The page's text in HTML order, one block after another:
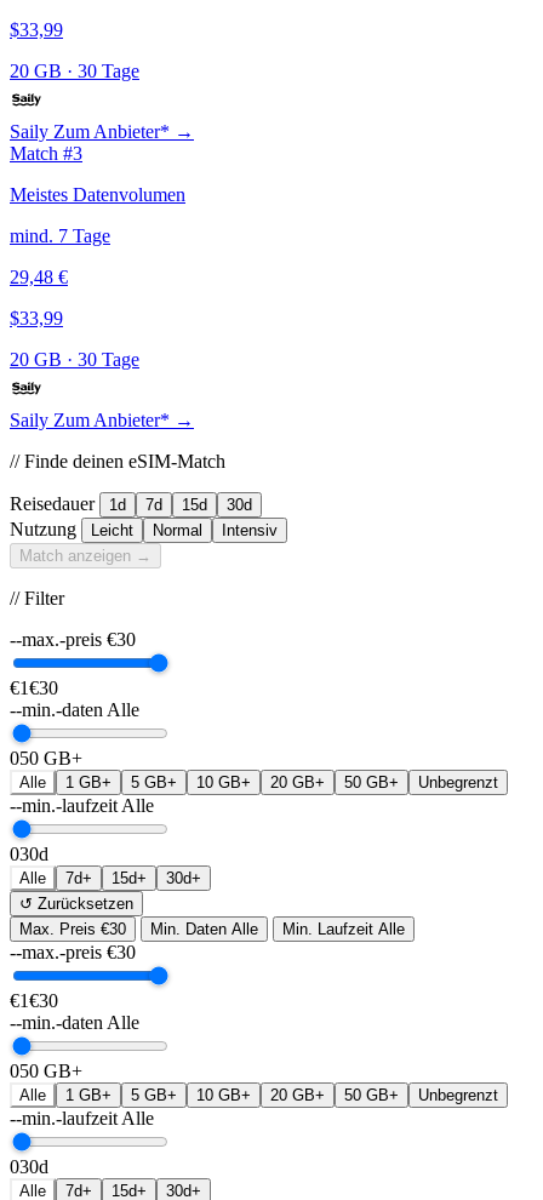
$33,99
20 GB · 30 Tage
Saily Zum Anbieter* →
Match #3
Meistes Datenvolumen
mind. 7 Tage
29,48 €
$33,99
20 GB · 30 Tage
Saily Zum Anbieter* →
// Finde deinen eSIM-Match
Reisedauer 1d 7d 15d 30d
Nutzung Leicht Normal
Intensiv
Match anzeigen →
// Filter
--max.-preis €30
€1€30
--min.-daten Alle
050 GB+
Alle 1 GB+ 5 GB+ 10 GB+ 20 GB+ 50 GB+ Unbegrenzt
--min.-laufzeit Alle
030d
Alle 7d+ 15d+
30d+
↺ Zurücksetzen
Max. Preis €30 Min. Daten Alle Min. Laufzeit Alle
--max.-preis €30
€1€30
--min.-daten Alle
050 GB+
Alle 1 GB+ 5 GB+ 10 GB+ 20 GB+ 50 GB+ Unbegrenzt
--min.-laufzeit Alle
030d
Alle 7d+ 15d+ 30d+